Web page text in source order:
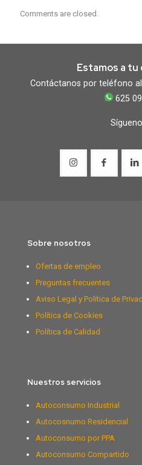
Comments are closed.
Estamos a
Contáctanos por teléfono
625
Sobre nosotros
Ofertas de empleo
Preguntas frecuentes
Aviso Legal y Política de
Política de Cookies
Política de Calidad
Nuestros servicios
Autoconsumo Industrial
Autocosnumo Residencial
Autoconsumo por PPA
Autoconsumo Compartido